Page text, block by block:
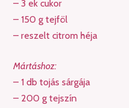
– 3 ek cukor
– 150 g tejföl
– reszelt citrom héja
Mártáshoz:
– 1 db tojás sárgája
– 200 g tejszín